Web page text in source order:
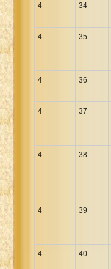
4 34
4 35
4 36
4 37
4 38
4 39
4 40